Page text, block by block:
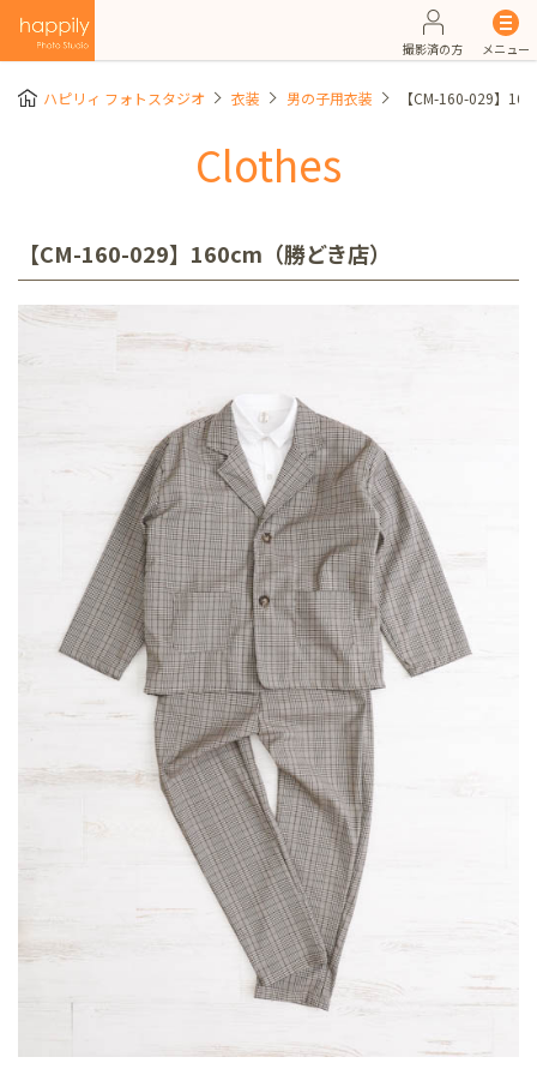
撮影済の方 メニュー
ハピリィ フォトスタジオ 衣装 男の子用衣装 【CM-160-029】
Clothes
【CM-160-029】160cm（勝どき店）